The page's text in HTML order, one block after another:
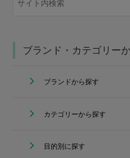
ブランド・カテゴリー
ブランドから探す
カテゴリーから探す
目的別に探す